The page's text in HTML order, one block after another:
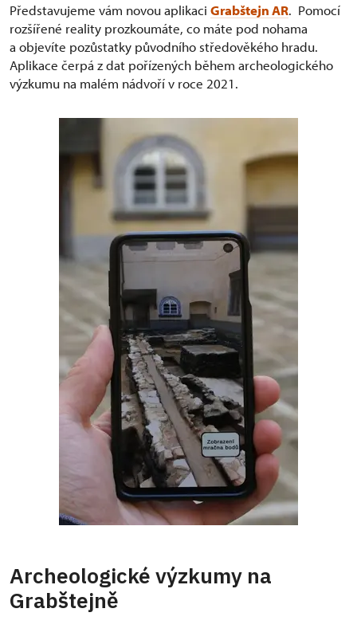
Představujeme vám novou aplikaci Grabštejn AR. Pomocí
rozšířené reality prozkoumáte, co máte pod nohama
a objevíte pozůstatky původního středověkého hradu.
Aplikace čerpá z dat pořízených během archeologického
výzkumu na malém nádvoří v roce 2021.
Archeologické výzkumy na
Grabštejně